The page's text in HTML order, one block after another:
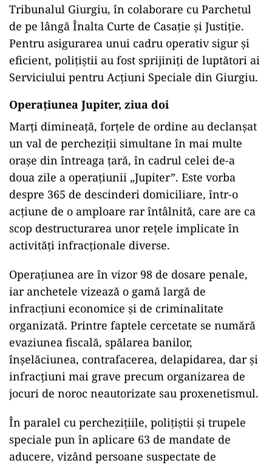
Tribunalul Giurgiu, în colaborare cu Parchetul
de pe lângă Înalta Curte de Casație și Justiție.
Pentru asigurarea unui cadru operativ sigur și
eficient, polițiștii au fost sprijiniți de luptători ai
Serviciului pentru Acțiuni Speciale din Giurgiu.
Operațiunea Jupiter, ziua doi
Marți dimineață, forțele de ordine au declanșat
un val de percheziții simultane în mai multe
orașe din întreaga țară, în cadrul celei de-a
doua zile a operațiunii „Jupiter”. Este vorba
despre 365 de descinderi domiciliare, într-o
acțiune de o amploare rar întâlnită, care are ca
scop destructurarea unor rețele implicate în
activități infracționale diverse.
Operațiunea are în vizor 98 de dosare penale,
iar anchetele vizează o gamă largă de
infracțiuni economice și de criminalitate
organizată. Printre faptele cercetate se numără
evaziunea fiscală, spălarea banilor,
înșelăciunea, contrafacerea, delapidarea, dar și
infracțiuni mai grave precum organizarea de
jocuri de noroc neautorizate sau proxenetismul.
În paralel cu perchezițiile, polițiștii și trupele
speciale pun în aplicare 63 de mandate de
aducere, vizând persoane suspectate de